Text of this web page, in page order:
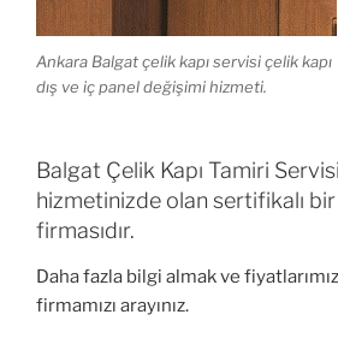
Ankara Balgat çelik kapı servisi çelik kapı
dış ve iç panel değişimi hizmeti.
Balgat Çelik Kapı Tamiri
hizmetinizde olan sertifikalı
firmasıdır.
Daha fazla bilgi almak ve
firmamızı arayınız.